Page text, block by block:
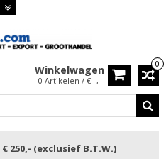
0
Winkelwagen
0 Artikelen / €--,--
250,- (exclusief B.T.W.)